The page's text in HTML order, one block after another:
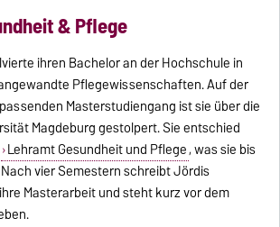
& Pflege
ihren Bachelor an der Hochschule in
Pflegewissenschaften. Auf der
Masterstudiengang ist sie über die
Magdeburg gestolpert. Sie entschied
Lehramt Gesundheit und Pflege, was sie bis
vier Semestern schreibt Jördis
Masterarbeit und steht kurz vor dem